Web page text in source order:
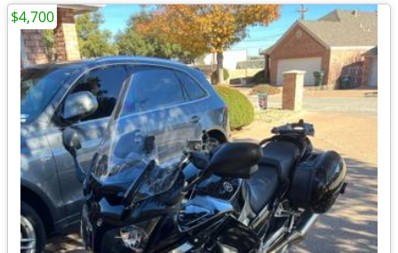
$4,700